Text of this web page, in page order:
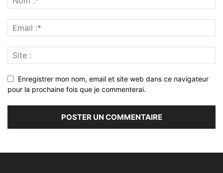
Enregistrer mon nom, email et site web dans ce navigateur
pour la prochaine fois que je commenterai.